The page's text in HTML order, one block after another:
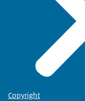
Copyright